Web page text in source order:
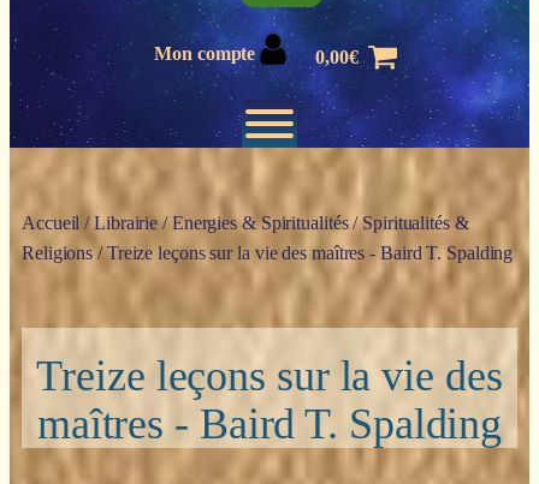
Mon compte 0,00€
Accueil /Librairie/Energies & Spiritualités/Spiritualités &
Religions/ Treize leçons sur la vie des maîtres - Baird T. Spalding
Treize leçons sur la vie des
maîtres - Baird T. Spalding